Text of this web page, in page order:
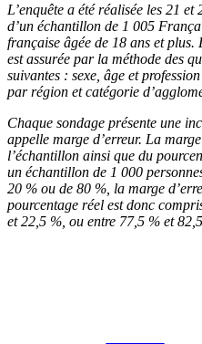
L’enquête a été réalisée les 21
d’un échantillon de 1 005
française âgée de 18 ans et
est assurée par la méthode des
suivantes : sexe, âge et
par région et catégorie
Chaque sondage présente une
appelle marge d’erreur. La
l’échantillon ainsi que du
un échantillon de 1 000
20 % ou de 80 %, la marge
pourcentage réel est donc
et 22,5 %, ou entre 77,5 % et